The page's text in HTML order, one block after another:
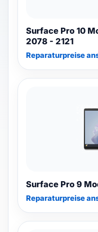
Surface Pro 10
2078 - 2121
Reparaturpreise
Surface Pro 9
Reparaturpreise